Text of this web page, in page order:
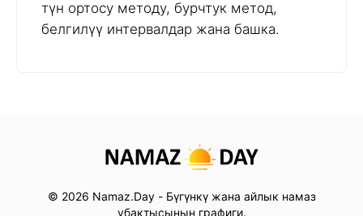
түн ортосу методу, бурчтук метод,
белгилүү интервалдар жана башка.
© 2026 Namaz.Day - Бүгүнкү жана айлык намаз
убактысынын графиги.